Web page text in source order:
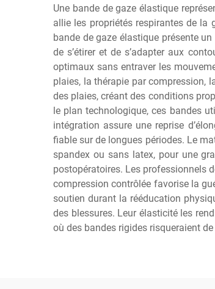
Une bande de gaze élastique
allie les propriétés respirantes de
bande de gaze élastique présente
de s’étirer et de s’adapter aux
optimaux sans entraver les
plaies, la thérapie par compression,
des plaies, créant des conditions
le plan technologique, ces bandes
intégration assure une reprise
fiable sur de longues périodes. Le
spandex ou sans latex, pour une
postopératoires. Les professionnels
compression contrôlée favorise la
soutien durant la rééducation
des blessures. Leur élasticité les
où des bandes rigides risqueraient